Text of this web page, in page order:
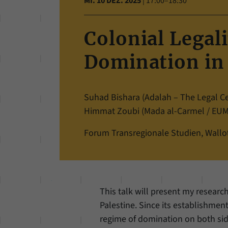
Colonial
Domination
Suhad Bishara (Adalah – The Legal
Himmat Zoubi (Mada al-Carmel /
Forum Transregionale Studien,
This talk will present my
Palestine. Since its
regime of domination on both